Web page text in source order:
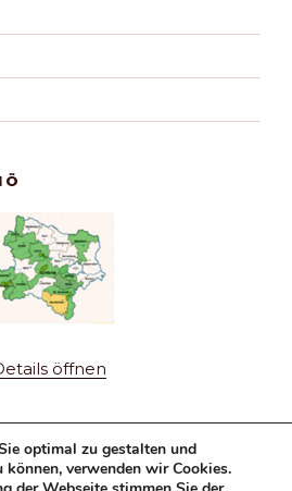
öffnen
optimal zu gestalten und
verwenden wir Cookies.